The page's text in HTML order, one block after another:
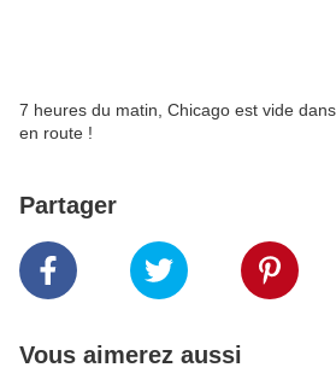
7 heures du matin, Chicago est vide
en route !
Partager
Vous aimerez aussi